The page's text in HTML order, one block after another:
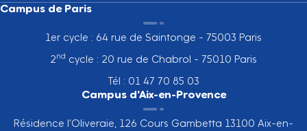
Campus de Paris
1er cycle : 64 rue de Saintonge - 75003 Paris
2nd cycle : 20 rue de Chabrol - 75010 Paris
Tél : 01 47 70 85 03
Campus d'Aix-en-Provence
Résidence l’Oliveraie, 126 Cours Gambetta 13100 Aix-en-